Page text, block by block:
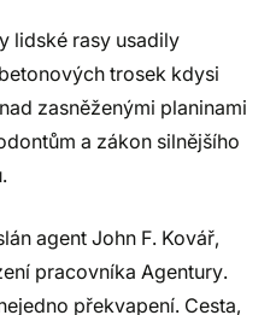
lidské rasy usadily
trosek kdysi
zasněženými planinami
a zákon silnějšího
agent John F. Kovář,
pracovníka Agentury.
překvapení. Cesta,